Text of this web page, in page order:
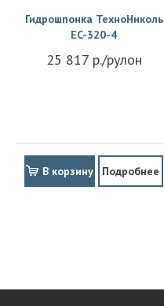
Гидрошпонка ТехноНиколь
EC-320-4
25 817 р./рулон
В корзину Подробнее